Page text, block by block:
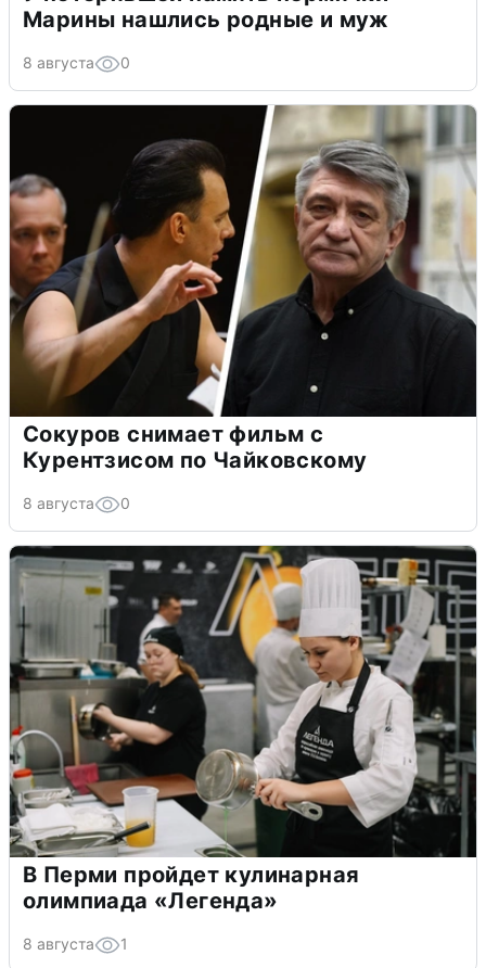
Марины нашлись родные и муж
8 августа 0
Сокуров снимает фильм с
Курентзисом по Чайковскому
8 августа 0
В Перми пройдет кулинарная
олимпиада «Легенда»
8 августа 1